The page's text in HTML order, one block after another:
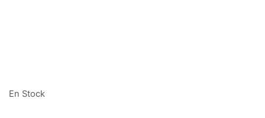
En Stock